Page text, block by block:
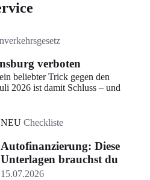
verboten
beliebter Trick gegen den
2026 ist damit Schluss – und
NEU Checkliste
Autofinanzierung: Diese
Unterlagen brauchst du
15.07.2026